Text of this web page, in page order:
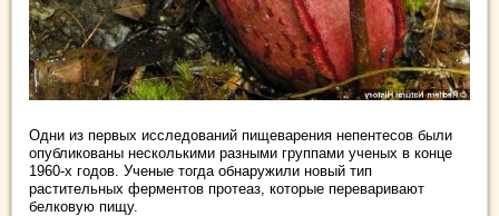
Одни из первых исследований пищеварения непентесов были
опубликованы несколькими разными группами ученых в конце
1960-х годов. Ученые тогда обнаружили новый тип
растительных ферментов протеаз, которые переваривают
белковую пищу.